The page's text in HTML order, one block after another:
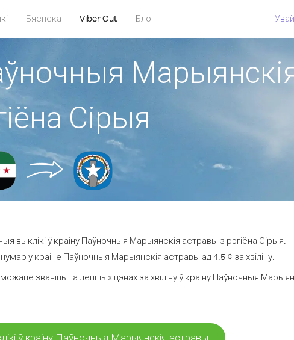
Бяспека Viber Out Блог
Сірыя
выклікі ў краіну Паўночныя Марыянскія астравы з рэгіёна Сірыя.
у краіне Паўночныя Марыянскія астравы ад 4.5 ¢ за хвіліну.
званіць па лепшых цэнах за хвіліну ў краіну Паўночныя
ў краіну Паўночныя Марыянскія астравы